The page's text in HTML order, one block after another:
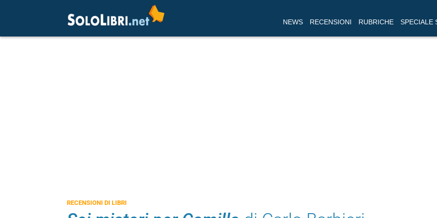
NEWS RECENSIONI RUBRICHE SPECIALE
RECENSIONI DI LIBRI